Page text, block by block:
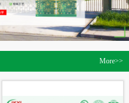
More>>